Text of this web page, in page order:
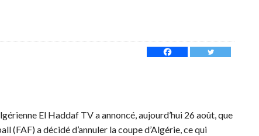
El Haddaf TV a annoncé, aujourd’hui 26 août, que
(FAF) a décidé d’annuler la coupe d’Algérie, ce qui